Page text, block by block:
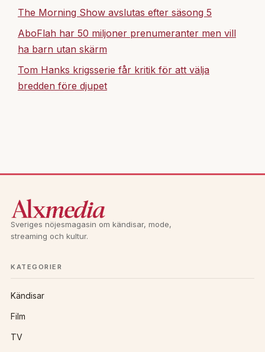
The Morning Show avslutas efter säsong 5
AboFlah har 50 miljoner prenumeranter men vill
ha barn utan skärm
Tom Hanks krigsserie får kritik för att välja
bredden före djupet
Sveriges nöjesmagasin om kändisar, mode,
streaming och kultur.
KATEGORIER
Kändisar
Film
TV